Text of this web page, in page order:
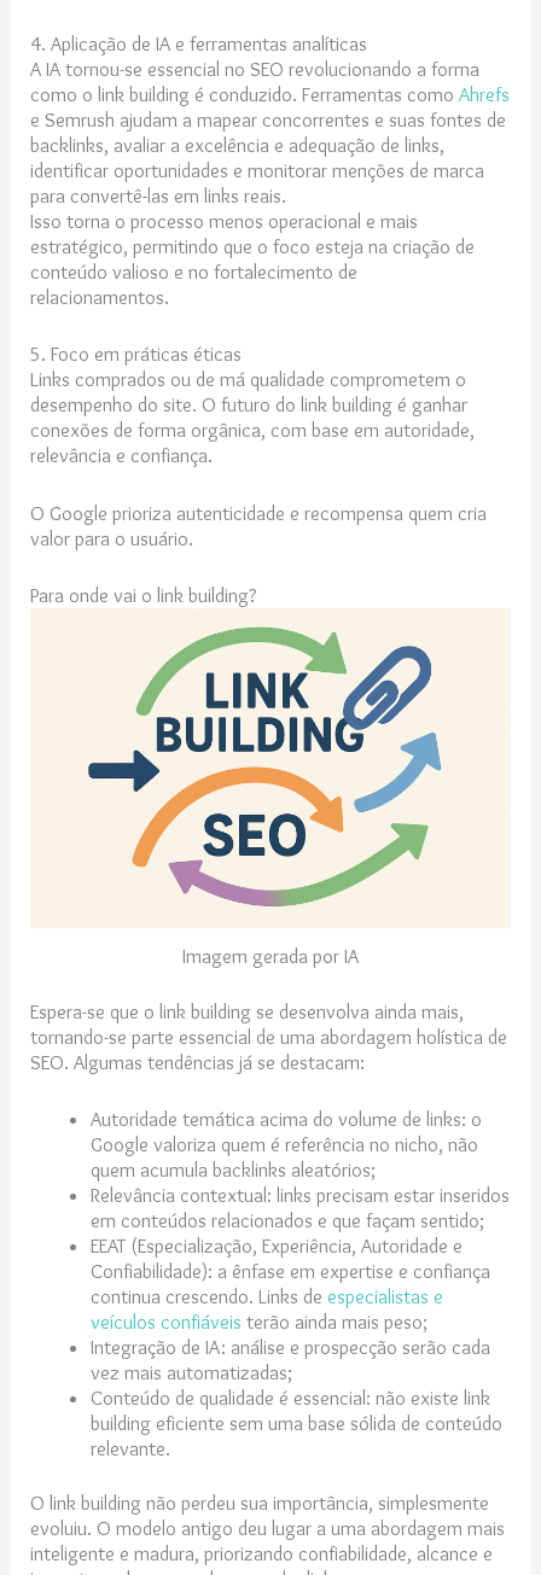
4. Aplicação de IA e ferramentas analíticas
A IA tornou-se essencial no SEO revolucionando a forma
como o link building é conduzido. Ferramentas comoAhrefs
e Semrush ajudam a mapear concorrentes e suas fontes de
backlinks, avaliar a excelência e adequação de links,
identificar oportunidades e monitorar menções de marca
para convertê-las em links reais.
Isso torna o processo menos operacional e mais
estratégico, permitindo que o foco esteja na criação de
conteúdo valioso e no fortalecimento de
relacionamentos.
5. Foco em práticas éticas
Links comprados ou de má qualidade comprometem o
desempenho do site. O futuro do link building é ganhar
conexões de forma orgânica, com base em autoridade,
relevância e confiança.
O Google prioriza autenticidade e recompensa quem cria
valor para o usuário.
Para onde vai o link building?
Imagem gerada por IA
Espera-se que o link building se desenvolva ainda mais,
tornando-se parte essencial de uma abordagem holística de
SEO. Algumas tendências já se destacam:
Autoridade temática acima do volume de links: o
Google valoriza quem é referência no nicho, não
quem acumula backlinks aleatórios;
Relevância contextual: links precisam estar inseridos
em conteúdos relacionados e que façam sentido;
EEAT (Especialização, Experiência, Autoridade e
Confiabilidade): a ênfase em expertise e confiança
continua crescendo. Links de especialistas e
veículos confiáveis terão ainda mais peso;
Integração de IA: análise e prospecção serão cada
vez mais automatizadas;
Conteúdo de qualidade é essencial: não existe link
building eficiente sem uma base sólida de conteúdo
relevante.
O link building não perdeu sua importância, simplesmente
evoluiu. O modelo antigo deu lugar a uma abordagem mais
inteligente e madura, priorizando confiabilidade, alcance e